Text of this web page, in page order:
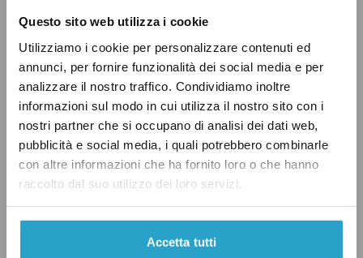
Questo sito web utilizza i cookie
Utilizziamo i cookie per personalizzare contenuti ed
annunci, per fornire funzionalità dei social media e per
analizzare il nostro traffico. Condividiamo inoltre
informazioni sul modo in cui utilizza il nostro sito con i
nostri partner che si occupano di analisi dei dati web,
pubblicità e social media, i quali potrebbero combinarle
con altre informazioni che ha fornito loro o che hanno
raccolto dal suo utilizzo dei loro servizi.
Accetta tutti
effettivamente rallentare per lasciare spazio
all’esame di questo provvedimento.
Negli ultimi anni, però, quando la legge di
Bilancio è stata esaminata la prima volta al
Senato, non c’è mai stata una pausa così lunga
dell’aula. Per esempio, nel 2023 l’esame della